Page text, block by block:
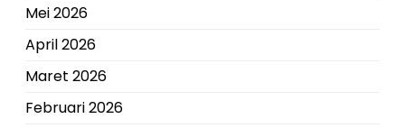
Mei 2026
April 2026
Maret 2026
Februari 2026